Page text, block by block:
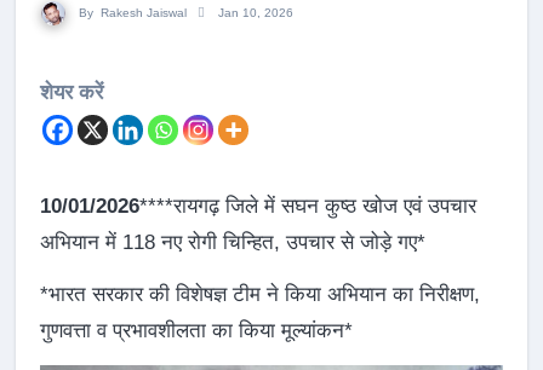
By Rakesh Jaiswal Jan 10, 2026
शेयर करें
10/01/2026****रायगढ़ जिले में सघन कुष्ठ खोज एवं उपचार
अभियान में 118 नए रोगी चिन्हित, उपचार से जोड़े गए*
*भारत सरकार की विशेषज्ञ टीम ने किया अभियान का निरीक्षण,
गुणवत्ता व प्रभावशीलता का किया मूल्यांकन*